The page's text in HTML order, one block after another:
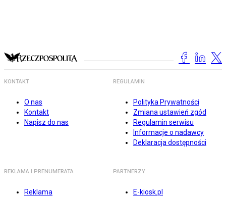
KONTAKT
O nas
Kontakt
Napisz do nas
REGULAMIN
Polityka Prywatności
Zmiana ustawień zgód
Regulamin serwisu
Informacje o nadawcy
Deklaracja dostępności
REKLAMA I PRENUMERATA
Reklama
PARTNERZY
E-kiosk.pl